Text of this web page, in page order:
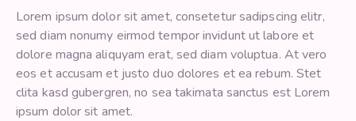
Lorem ipsum dolor sit amet, consetetur sadipscing elitr,
sed diam nonumy eirmod tempor invidunt ut labore et
dolore magna aliquyam erat, sed diam voluptua. At vero
eos et accusam et justo duo dolores et ea rebum. Stet
clita kasd gubergren, no sea takimata sanctus est Lorem
ipsum dolor sit amet.